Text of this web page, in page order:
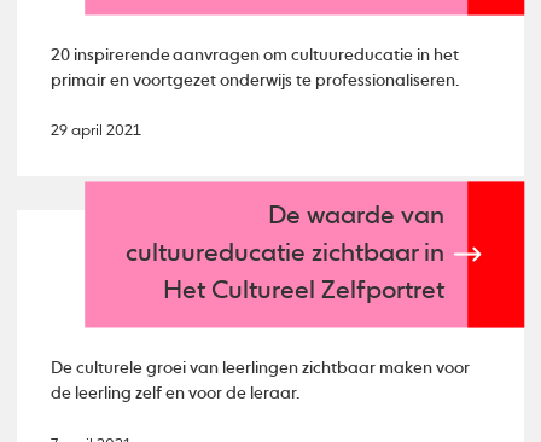
20 inspirerende aanvragen om cultuureducatie in het
primair en voortgezet onderwijs te professionaliseren.
29 april 2021
De waarde van
cultuureducatie zichtbaar in
Het Cultureel Zelfportret
De culturele groei van leerlingen zichtbaar maken voor
de leerling zelf en voor de leraar.